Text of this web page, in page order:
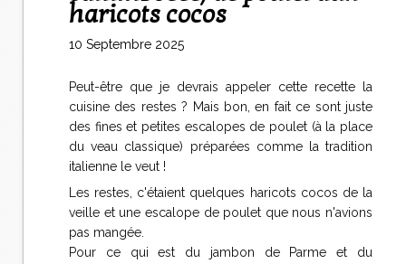
haricots cocos
10 Septembre 2025
Peut-être que je devrais appeler cette recette la
cuisine des restes ? Mais bon, en fait ce sont juste
des fines et petites escalopes de poulet (à la place
du veau classique) préparées comme la tradition
italienne le veut !
Les restes, c'étaient quelques haricots cocos de la
veille et une escalope de poulet que nous n'avions
pas mangée.
Pour ce qui est du jambon de Parme et du